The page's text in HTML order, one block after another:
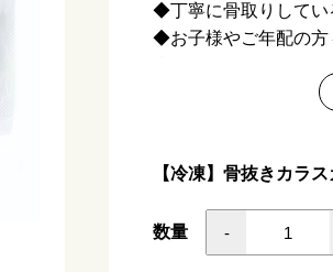
◆丁寧に骨取りしてい
◆お子様やご年配の方
商品名
【冷凍】骨抜きカラ
数量 -